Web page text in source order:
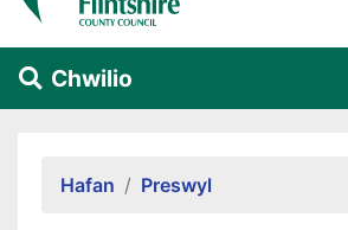
Chwilio
Hafan Preswyl